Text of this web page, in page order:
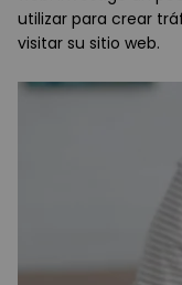
utilizar para crear
visitar su sitio web.